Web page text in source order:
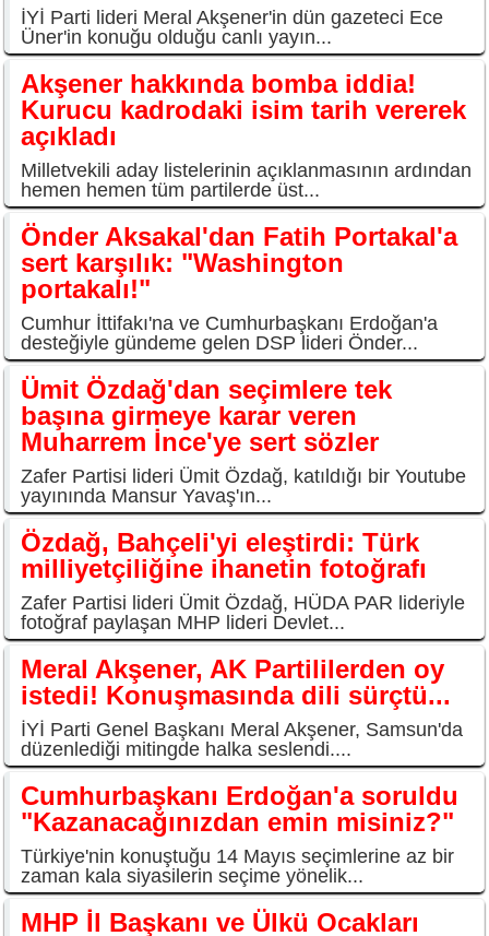
İYİ Parti lideri Meral Akşener'in dün gazeteci Ece
Üner'in konuğu olduğu canlı yayın...
Akşener hakkında bomba iddia!
Kurucu kadrodaki isim tarih vererek
açıkladı
Milletvekili aday listelerinin açıklanmasının ardından
hemen hemen tüm partilerde üst...
Önder Aksakal'dan Fatih Portakal'a
sert karşılık: "Washington
portakalı!"
Cumhur İttifakı'na ve Cumhurbaşkanı Erdoğan'a
desteğiyle gündeme gelen DSP lideri Önder...
Ümit Özdağ'dan seçimlere tek
başına girmeye karar veren
Muharrem İnce'ye sert sözler
Zafer Partisi lideri Ümit Özdağ, katıldığı bir Youtube
yayınında Mansur Yavaş'ın...
Özdağ, Bahçeli'yi eleştirdi: Türk
milliyetçiliğine ihanetin fotoğrafı
Zafer Partisi lideri Ümit Özdağ, HÜDA PAR lideriyle
fotoğraf paylaşan MHP lideri Devlet...
Meral Akşener, AK Partililerden oy
istedi! Konuşmasında dili sürçtü...
İYİ Parti Genel Başkanı Meral Akşener, Samsun'da
düzenlediği mitingde halka seslendi....
Cumhurbaşkanı Erdoğan'a soruldu
"Kazanacağınızdan emin misiniz?"
Türkiye'nin konuştuğu 14 Mayıs seçimlerine az bir
zaman kala siyasilerin seçime yönelik...
MHP İl Başkanı ve Ülkü Ocakları